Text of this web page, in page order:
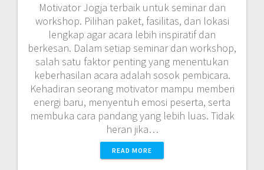
Motivator Jogja terbaik untuk seminar dan
workshop. Pilihan paket, fasilitas, dan lokasi
lengkap agar acara lebih inspiratif dan
berkesan. Dalam setiap seminar dan workshop,
salah satu faktor penting yang menentukan
keberhasilan acara adalah sosok pembicara.
Kehadiran seorang motivator mampu memberi
energi baru, menyentuh emosi peserta, serta
membuka cara pandang yang lebih luas. Tidak
heran jika…
READ MORE